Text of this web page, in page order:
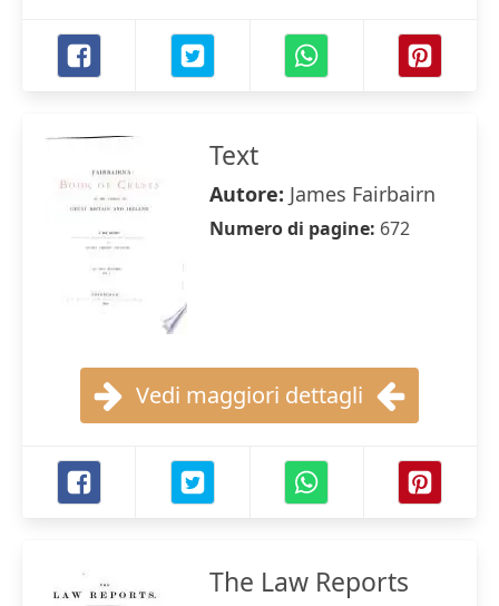
Text
Autore: James Fairbairn
Numero di pagine: 672
Vedi maggiori dettagli
The Law Reports